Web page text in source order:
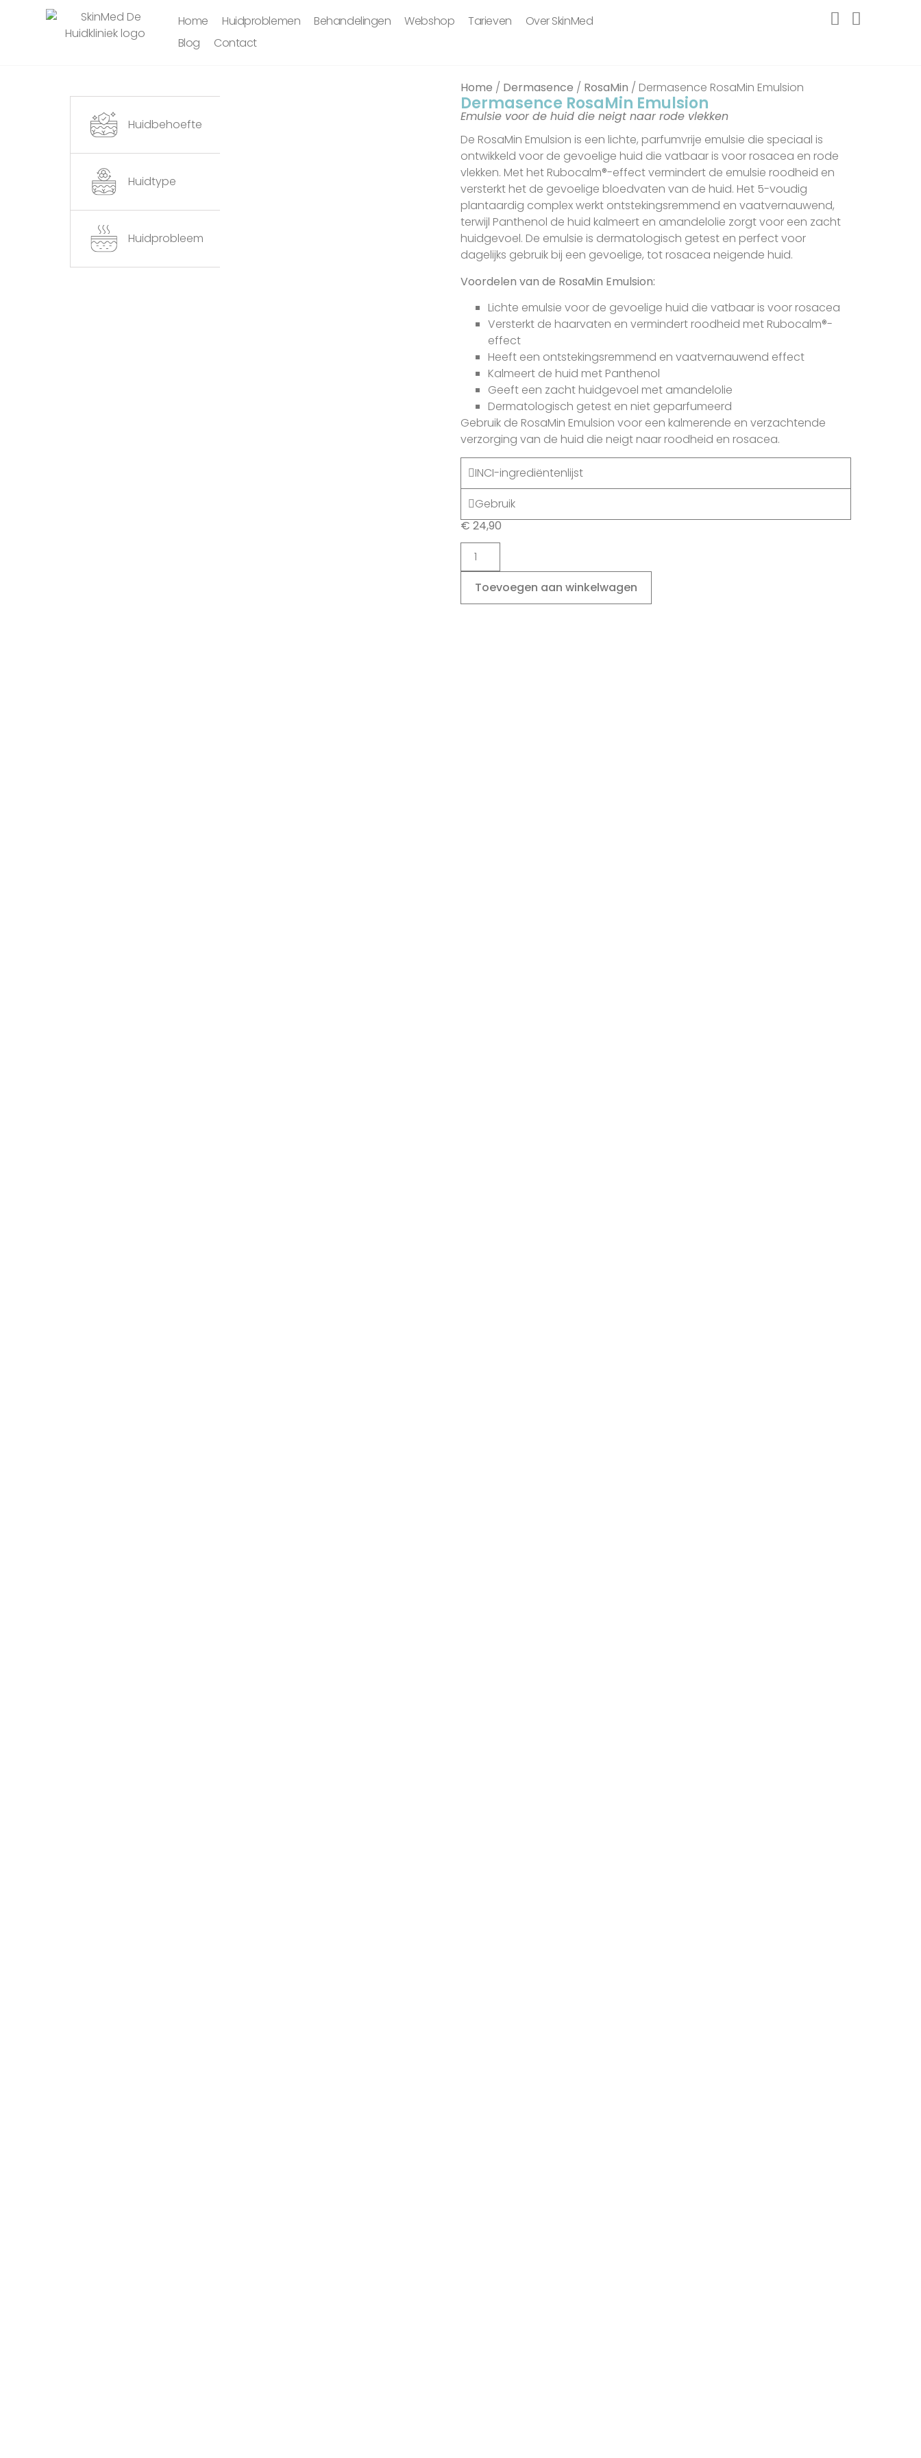
Home Huidproblemen Behandelingen Webshop Tarieven
Over SkinMed
Blog
Contact
Huidbehoefte
Huidtype
Huidprobleem
Home / Dermasence / RosaMin / Dermasence RosaMin Emulsion
Dermasence RosaMin Emulsion
Emulsie voor de huid die neigt naar rode vlekken
De RosaMin Emulsion is een lichte, parfumvrije emulsie die speciaal is
ontwikkeld voor de gevoelige huid die vatbaar is voor rosacea en rode
vlekken. Met het Rubocalm®-effect vermindert de emulsie roodheid en
versterkt het de gevoelige bloedvaten van de huid. Het 5-voudig
plantaardig complex werkt ontstekingsremmend en vaatvernauwend,
terwijl Panthenol de huid kalmeert en amandelolie zorgt voor een zacht
huidgevoel. De emulsie is dermatologisch getest en perfect voor
dagelijks gebruik bij een gevoelige, tot rosacea neigende huid.
Voordelen van de RosaMin Emulsion:
Lichte emulsie voor de gevoelige huid die vatbaar is voor rosacea
Versterkt de haarvaten en vermindert roodheid met Rubocalm®-
effect
Heeft een ontstekingsremmend en vaatvernauwend effect
Kalmeert de huid met Panthenol
Geeft een zacht huidgevoel met amandelolie
Dermatologisch getest en niet geparfumeerd
Gebruik de RosaMin Emulsion voor een kalmerende en verzachtende
verzorging van de huid die neigt naar roodheid en rosacea.
INCI-ingrediëntenlijst
Gebruik
€ 24,90
Toevoegen aan winkelwagen